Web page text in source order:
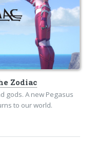
Zodiac
gods. A new Pegasus
to our world.